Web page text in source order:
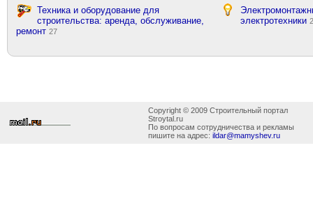
Техника и оборудование для
строительства: аренда, обслуживание,
ремонт 27
электротехники
Copyright © 2009 Строительный портал
Stroytal.ru
По вопросам сотрудничества и рекламы
пишите на адрес: ildar@mamyshev.ru